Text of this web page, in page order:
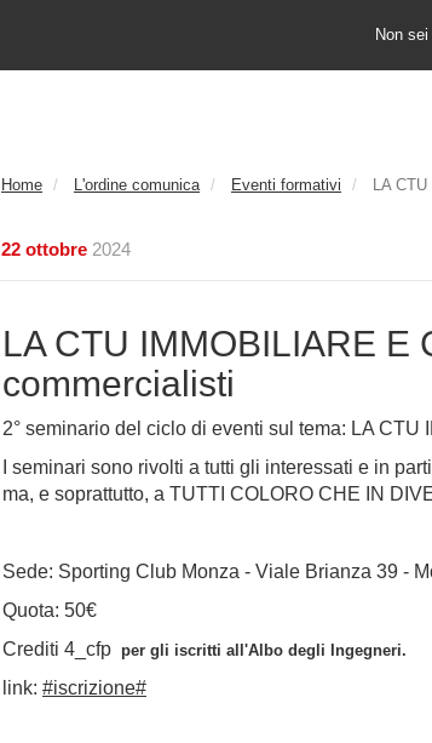
Non
Home L'ordine comunica Eventi formativi LA
22 ottobre 2024
LA CTU IMMOBILIARE E
commercialisti
2° seminario del ciclo di eventi sul tema: LA CTU
I seminari sono rivolti a tutti gli interessati e in
ma, e soprattutto, a TUTTI COLORO CHE IN
Sede: Sporting Club Monza - Viale Brianza 39 -
Quota: 50€
Crediti 4_cfp per gli iscritti all'Albo degli Ingegneri.
link: #iscrizione#